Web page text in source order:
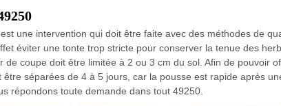
une intervention qui doit être faite avec des méthodes de
éviter une tonte trop stricte pour conserver la tenue des
de coupe doit être limitée à 2 ou 3 cm du sol. Afin de pouvoir
être séparées de 4 à 5 jours, car la pousse est rapide après
répondons toute demande dans tout 49250.